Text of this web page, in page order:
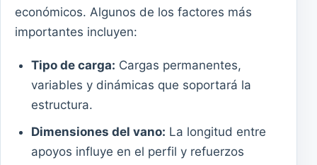
económicos. Algunos de los factores más
importantes incluyen:
Tipo de carga: Cargas permanentes,
variables y dinámicas que soportará la
estructura.
Dimensiones del vano: La longitud entre
apoyos influye en el perfil y refuerzos